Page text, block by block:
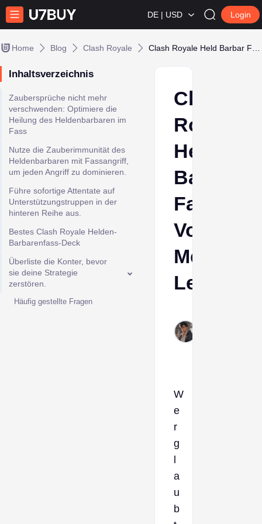
DE | USD Login
Home Blog Clash Royale
Inhaltsverzeichnis
Zaubersprüche nicht mehr
verschwenden: Optimiere die
Heilung des Heldenbarbaren im
Fass
Nutze die Zauberimmunität des
Heldenbarbaren mit Fassangriff,
um jeden Angriff zu dominieren.
Führe sofortige Attentate auf
Unterstützungstruppen in der
hinteren Reihe aus.
Bestes Clash Royale Helden-
Barbarenfass-Deck
Überliste die Konter, bevor
sie deine Strategie
zerstören.
Häufig gestellte Fragen
Clash
Royale
Held
Barbar
Fass:
Meta-
Leitfaden
W
e
r
g
a
u
b